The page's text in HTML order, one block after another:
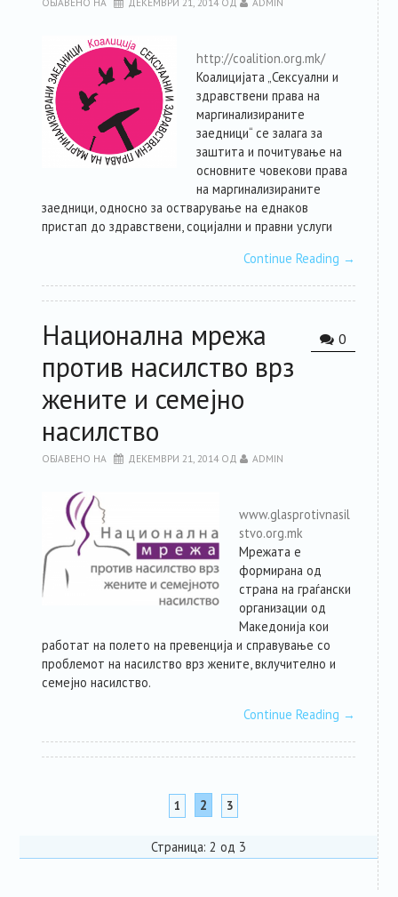
http://coalition.org.mk/
Коалицијата „Сексуални и
здравствени права на
маргинализираните
заедници“ се залага за
заштита и почитување на
основните човекови права
на маргинализираните
заедници, односно за остварување на еднаков
пристап до здравствени, социјални и правни услуги
Continue Reading →
0
Национална мрежа
против насилство врз
жените и семејно
насилство
ОБЈАВЕНО НА ДЕКЕМВРИ 21, 2014ОД ADMIN
www.glasprotivnasil
stvo.org.mk
Мрежата е
формирана од
страна на граѓански
организации од
Македонија кои
работат на полето на превенција и справување со
проблемот на насилство врз жените, вклучително и
семејно насилство.
Continue Reading →
1 2 3
Страница: 2 од 3